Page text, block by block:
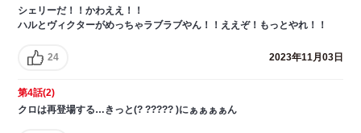
シェリーだ！！かわええ！！
ハルとヴィクターがめっちゃラブラブやん！！ええぞ！もっとやれ！！
24 2023年11月03日
第4話(2)
クロは再登場する…きっと(? ????? )にぁぁぁぁん